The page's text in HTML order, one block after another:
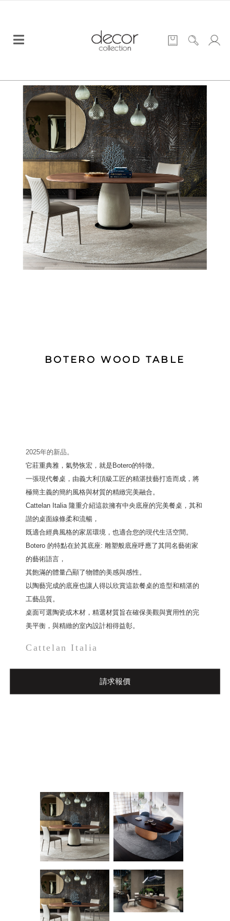
BOTERO WOOD TABLE
2025年的新品。
它莊重典雅，氣勢恢宏，就是Botero的特徵。
一張現代餐桌，由義大利頂級工匠的精湛技藝打造而成，將
極簡主義的簡約風格與材質的精緻完美融合。
Cattelan Italia 隆重介紹這款擁有中央底座的完美餐桌，其和
諧的桌面線條柔和流暢，
既適合經典風格的家居環境，也適合您的現代生活空間。
Botero 的特點在於其底座: 雕塑般底座呼應了其同名藝術家
的藝術語言，
其飽滿的體量凸顯了物體的美感與感性。
以陶藝完成的底座也讓人得以欣賞這款餐桌的造型和精湛的
工藝品質。
桌面可選陶瓷或木材，精選材質旨在確保美觀與實用性的完
美平衡，與精緻的室內設計相得益彰。
Cattelan Italia